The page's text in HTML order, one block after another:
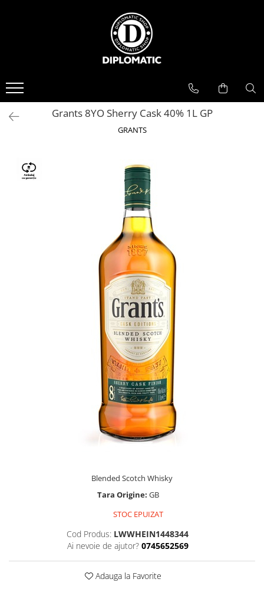
PARFUMURI
Grants 8YO Sherry Cask 40% 1L GP
GRANTS
Blended Scotch Whisky
Tara Origine: GB
STOC EPUIZAT
Cod Produs: LWWHEIN1448344
Ai nevoie de ajutor? 0745652569
Adauga la Favorite